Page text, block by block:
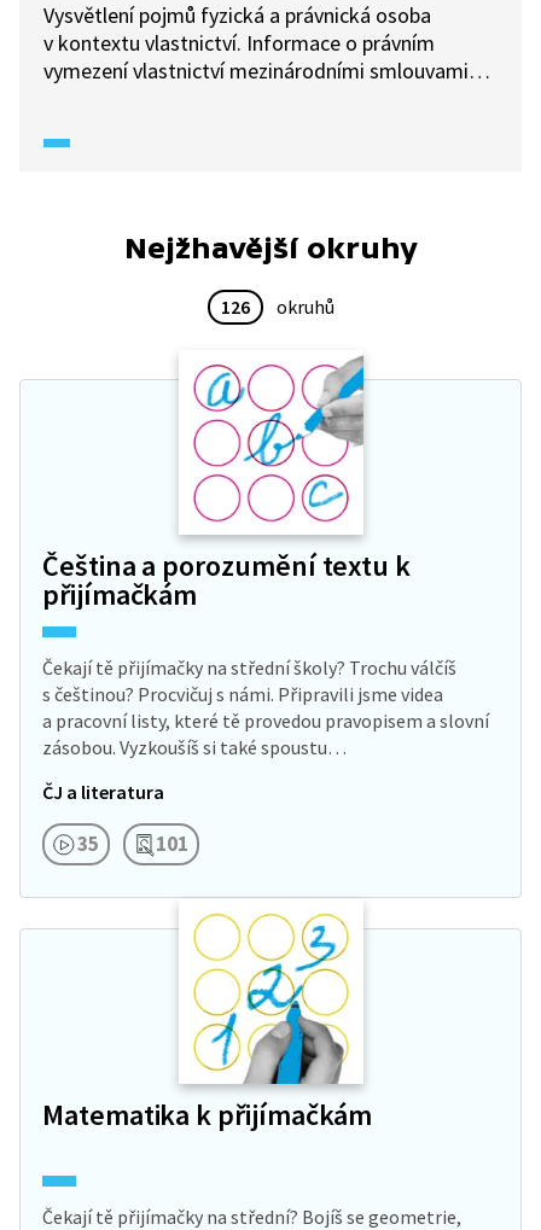
Vysvětlení pojmů fyzická a právnická osoba
v kontextu vlastnictví. Informace o právním
vymezení vlastnictví mezinárodními smlouvami
Nejžhavější okruhy
126 okruhů
Čeština a porozumění textu k
přijímačkám
Čekají tě přijímačky na střední školy? Trochu válčíš
s češtinou? Procvičuj s námi. Připravili jsme videa
a pracovní listy, které tě provedou pravopisem a slovní
zásobou. Vyzkoušíš si také spoustu…
ČJ a literatura
35 101
Matematika k přijímačkám
Čekají tě přijímačky na střední? Bojíš se geometrie,